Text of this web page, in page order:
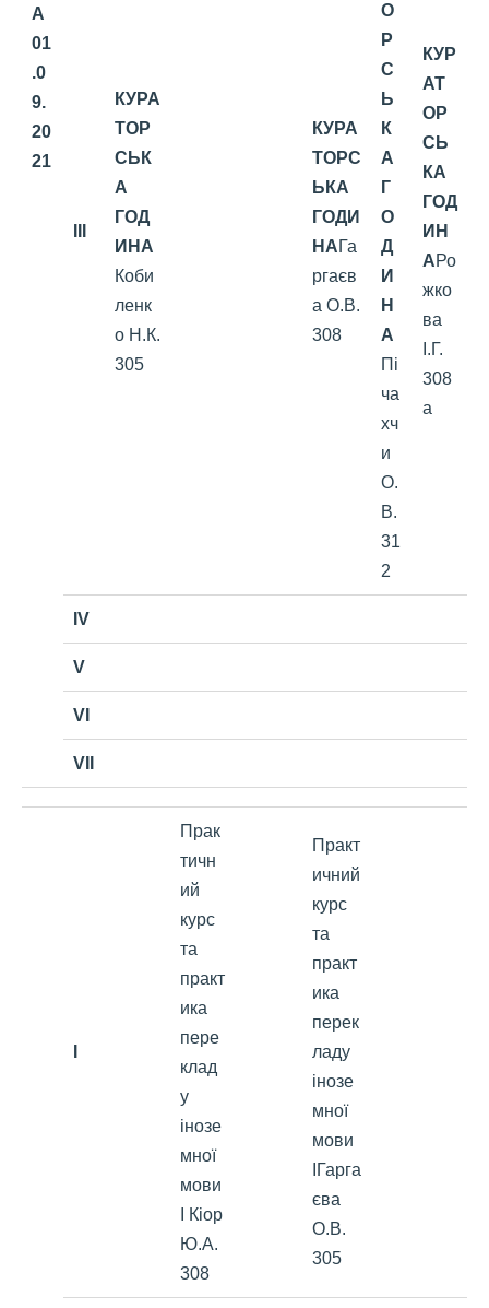
А
01
.0
9.
20
21
КУРА
ТОР
СЬК
А
ГОД
ИНА
Коби
ленк
о Н.К.
305
КУРА
ТОРС
ЬКА
ГОДИ
НАГа
ргаєв
а О.В.
308
О
Р
С
Ь
К
А
Г
О
Д
И
Н
А
Пі
ча
хч
и
О.
В.
31
2
КУР
АТ
ОР
СЬ
КА
ГОД
ИН
АРо
жко
ва
І.Г.
308
а
IV
V
VI
VII
Прак
тичн
ий
курс
та
практ
ика
пере
клад
у
інозе
мної
мови
І Кіор
Ю.А.
308
Практ
ичний
курс
та
практ
ика
перек
ладу
інозе
мної
мови
ІГарга
єва
О.В.
305